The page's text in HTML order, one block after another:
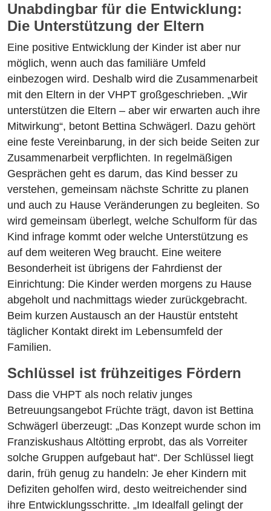
Unabdingbar für die Entwicklung:
Die Unterstützung der Eltern
Eine positive Entwicklung der Kinder ist aber nur
möglich, wenn auch das familiäre Umfeld
einbezogen wird. Deshalb wird die Zusammenarbeit
mit den Eltern in der VHPT großgeschrieben. „Wir
unterstützen die Eltern – aber wir erwarten auch ihre
Mitwirkung“, betont Bettina Schwägerl. Dazu gehört
eine feste Vereinbarung, in der sich beide Seiten zur
Zusammenarbeit verpflichten. In regelmäßigen
Gesprächen geht es darum, das Kind besser zu
verstehen, gemeinsam nächste Schritte zu planen
und auch zu Hause Veränderungen zu begleiten. So
wird gemeinsam überlegt, welche Schulform für das
Kind infrage kommt oder welche Unterstützung es
auf dem weiteren Weg braucht. Eine weitere
Besonderheit ist übrigens der Fahrdienst der
Einrichtung: Die Kinder werden morgens zu Hause
abgeholt und nachmittags wieder zurückgebracht.
Beim kurzen Austausch an der Haustür entsteht
täglicher Kontakt direkt im Lebensumfeld der
Familien.
Schlüssel ist frühzeitiges Fördern
Dass die VHPT als noch relativ junges
Betreuungsangebot Früchte trägt, davon ist Bettina
Schwägerl überzeugt: „Das Konzept wurde schon im
Franziskushaus Altötting erprobt, das als Vorreiter
solche Gruppen aufgebaut hat“. Der Schlüssel liegt
darin, früh genug zu handeln: Je eher Kindern mit
Defiziten geholfen wird, desto weitreichender sind
ihre Entwicklungsschritte. „Im Idealfall gelingt der